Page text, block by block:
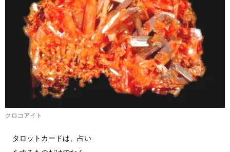
クロコアイト
タロットカードは、占い